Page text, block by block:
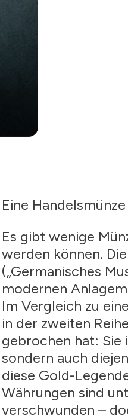
Eine
Es gibt wenige
werden können.
(„Germanisches
modernen
Im Vergleich zu
in der zweiten
gebrochen hat:
sondern auch
diese Gold-
Währungen sind
verschwunden –